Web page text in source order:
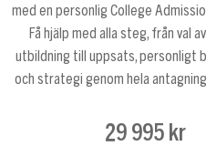
med en personlig College
Få hjälp med alla steg, från val
utbildning till uppsats, personligt
och strategi genom hela
29 995 kr